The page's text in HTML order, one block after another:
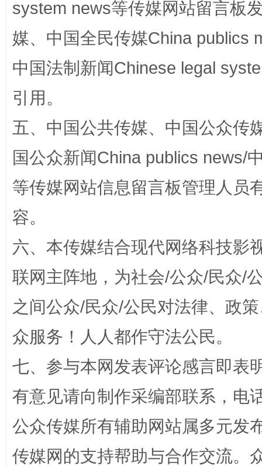
国家大学科技园优化重塑工作
扯下公款旅游的“隐身衣” 如何以
“蜀中异人”王建安的艺术幻境
system news等传媒网站留言板
媒、中国全民传媒China publics
中国法制新闻Chinese legal
引用。
五、中国公共传媒、中国公众传
国公众新闻China publics news/
等传媒网站信息留言板管理人员
容。
六、本传媒结合现代网络科技影
联网主阵地，为社会/公众/民众/
之间公众/民众/公民对法律、政
众服务！人人都作守法公民。
七、参与本网发表评论感言即表
有意见请向制作采编部联系，电
公众传媒所有辅助网站属多元发
传媒网的支持帮助与合作交流。